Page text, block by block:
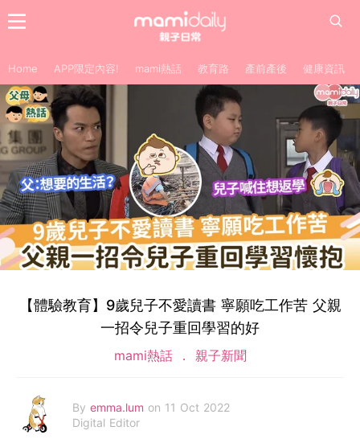
Home APP限定內容! mami熱話 教育路 產前產後 健康資訊
【體驗教育】9歲兒子不愛讀書 寧願吃工作苦 父親
一招令兒子重回學習的好
mami熱話 親子新聞
By emma.lum on 11 Oct 2022
Digital Editor